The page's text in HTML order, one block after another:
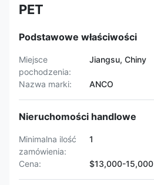
PET
Podstawowe właściwości
Miejsce
pochodzenia:
Jiangsu, Chiny
Nazwa marki: ANCO
Nieruchomości handlowe
Minimalna ilość
zamówienia:
1
Cena: $13,000-15,000